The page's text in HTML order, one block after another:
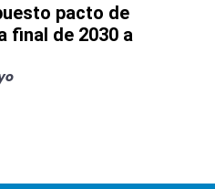
pacto de
final de 2030 a